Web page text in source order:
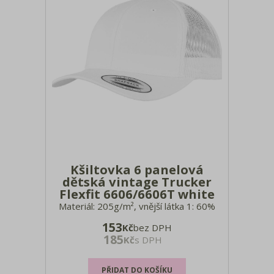
Kšiltovka 6 panelová
dětská vintage Trucker
Flexfit 6606/6606T white
Materiál: 205g/m², vnější látka 1: 60%
2: 100% polyester Rovný střih, mírně
zahnutý kšilt, přední plátěný panel
švů na kšiltu, zadní strana ze síťoviny, 6
153Kčbez DPH
185Kčs DPH